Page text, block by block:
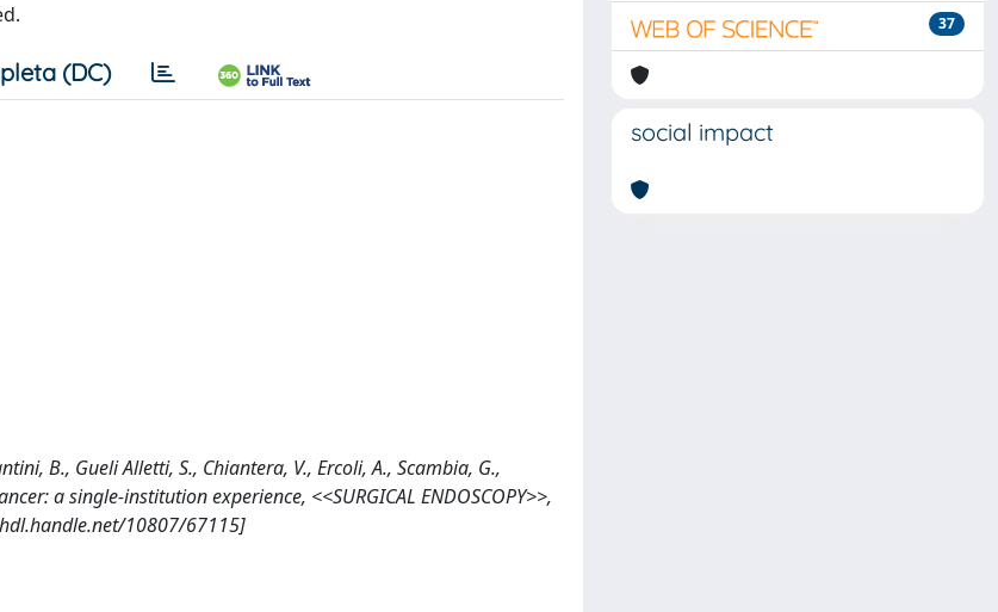
(DC)
B., Gueli Alletti, S., Chiantera, V., Ercoli, A., Scambia, G.,
a single-institution experience, <<SURGICAL ENDOSCOPY>>,
10807/67115]
37
social impact